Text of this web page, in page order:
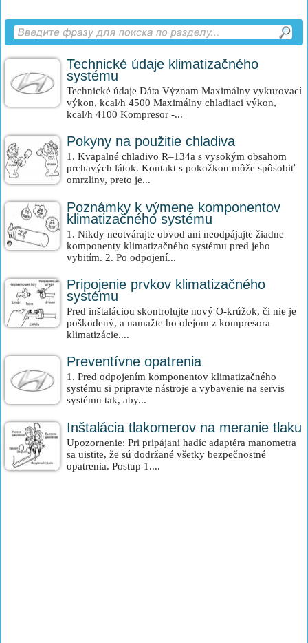
Technické údaje klimatizačného
systému
Technické údaje Dáta Význam Maximálny vykurovací
výkon, kcal/h 4500 Maximálny chladiaci výkon,
kcal/h 4100 Kompresor -...
Pokyny na použitie chladiva
1. Kvapalné chladivo R–134a s vysokým obsahom
prchavých látok. Kontakt s pokožkou môže spôsobiť
omrzliny, preto je...
Poznámky k výmene komponentov
klimatizačného systému
1. Nikdy neotvárajte obvod ani neodpájajte žiadne
komponenty klimatizačného systému pred jeho
vybitím. 2. Po odpojení...
Pripojenie prvkov klimatizačného
systému
Pred inštaláciou skontrolujte nový O-krúžok, či nie je
poškodený, a namažte ho olejom z kompresora
klimatizácie....
Preventívne opatrenia
1. Pred odpojením komponentov klimatizačného
systému si pripravte nástroje a vybavenie na servis
systému tak, aby...
Inštalácia tlakomerov na meranie tlaku
Upozornenie: Pri pripájaní hadíc adaptéra manometra
sa uistite, že sú dodržané všetky bezpečnostné
opatrenia. Postup 1....